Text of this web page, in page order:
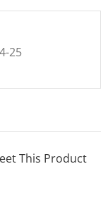
25
This Product